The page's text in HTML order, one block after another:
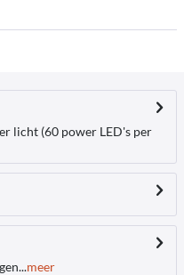
licht (60 power LED's per
meer